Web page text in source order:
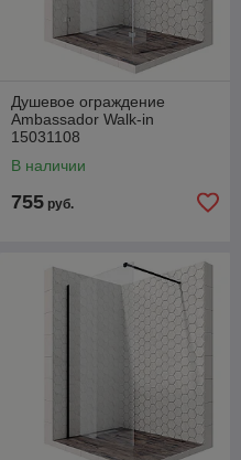
Душевое ограждение
Ambassador Walk-in
15031108
В наличии
755 руб.